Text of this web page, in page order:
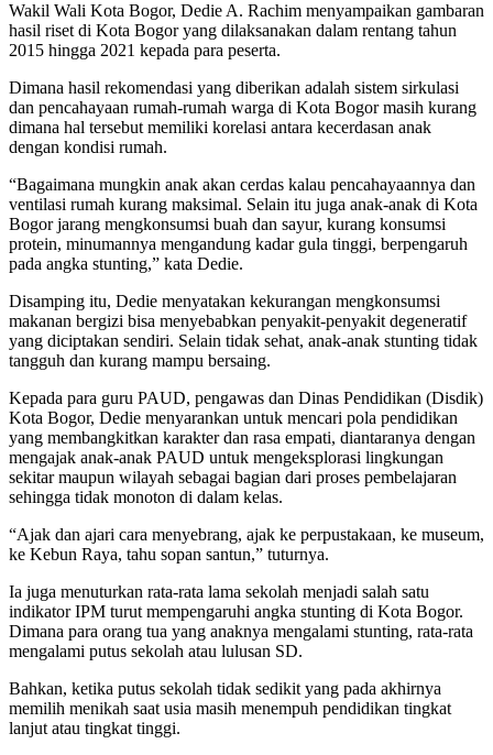
Wakil Wali Kota Bogor, Dedie A. Rachim menyampaikan gambaran
hasil riset di Kota Bogor yang dilaksanakan dalam rentang tahun
2015 hingga 2021 kepada para peserta.
Dimana hasil rekomendasi yang diberikan adalah sistem sirkulasi
dan pencahayaan rumah-rumah warga di Kota Bogor masih kurang
dimana hal tersebut memiliki korelasi antara kecerdasan anak
dengan kondisi rumah.
“Bagaimana mungkin anak akan cerdas kalau pencahayaannya dan
ventilasi rumah kurang maksimal. Selain itu juga anak-anak di Kota
Bogor jarang mengkonsumsi buah dan sayur, kurang konsumsi
protein, minumannya mengandung kadar gula tinggi, berpengaruh
pada angka stunting,” kata Dedie.
Disamping itu, Dedie menyatakan kekurangan mengkonsumsi
makanan bergizi bisa menyebabkan penyakit-penyakit degeneratif
yang diciptakan sendiri. Selain tidak sehat, anak-anak stunting tidak
tangguh dan kurang mampu bersaing.
Kepada para guru PAUD, pengawas dan Dinas Pendidikan (Disdik)
Kota Bogor, Dedie menyarankan untuk mencari pola pendidikan
yang membangkitkan karakter dan rasa empati, diantaranya dengan
mengajak anak-anak PAUD untuk mengeksplorasi lingkungan
sekitar maupun wilayah sebagai bagian dari proses pembelajaran
sehingga tidak monoton di dalam kelas.
“Ajak dan ajari cara menyebrang, ajak ke perpustakaan, ke museum,
ke Kebun Raya, tahu sopan santun,” tuturnya.
Ia juga menuturkan rata-rata lama sekolah menjadi salah satu
indikator IPM turut mempengaruhi angka stunting di Kota Bogor.
Dimana para orang tua yang anaknya mengalami stunting, rata-rata
mengalami putus sekolah atau lulusan SD.
Bahkan, ketika putus sekolah tidak sedikit yang pada akhirnya
memilih menikah saat usia masih menempuh pendidikan tingkat
lanjut atau tingkat tinggi.